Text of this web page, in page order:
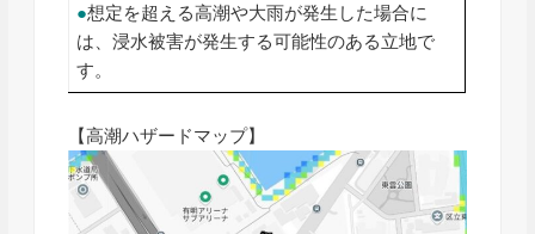
●想定を超える高潮や大雨が発生した場合に
は、浸水被害が発生する可能性のある立地で
す。
【高潮ハザードマップ】